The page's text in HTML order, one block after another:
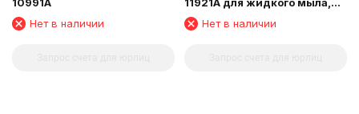
Нет в наличии
стеклянный, к стене,
квадратный
Нет в наличии